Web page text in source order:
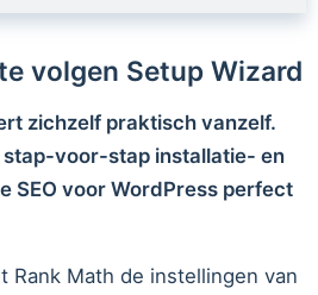
volgen Setup Wizard
zichzelf praktisch vanzelf.
stap-voor-stap installatie- en
SEO voor WordPress perfect
Rank Math de instellingen van